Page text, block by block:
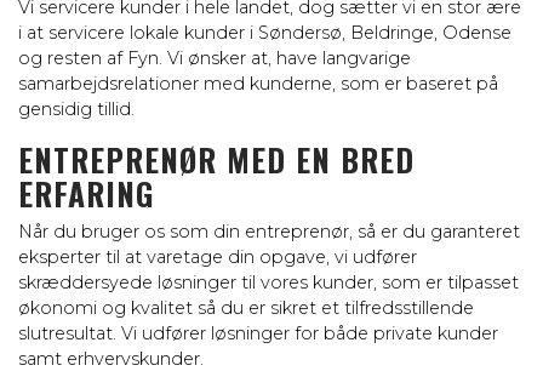
Vi servicere kunder i hele landet, dog sætter vi en stor ære
i at servicere lokale kunder i Søndersø, Beldringe, Odense
og resten af Fyn. Vi ønsker at, have langvarige
samarbejdsrelationer med kunderne, som er baseret på
gensidig tillid.
ENTREPRENØR MED EN BRED
ERFARING
Når du bruger os som din entreprenør, så er du garanteret
eksperter til at varetage din opgave, vi udfører
skræddersyede løsninger til vores kunder, som er tilpasset
økonomi og kvalitet så du er sikret et tilfredsstillende
slutresultat. Vi udfører løsninger for både private kunder
samt erhvervskunder.